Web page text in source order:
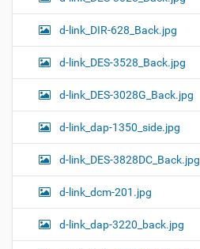
d-link_DIR-628_Back.jpg
d-link_DES-3528_Back.jpg
d-link_DES-3028G_Back.jpg
d-link_dap-1350_side.jpg
d-link_DES-3828DC_Back.jpg
d-link_dcm-201.jpg
d-link_dap-3220_back.jpg